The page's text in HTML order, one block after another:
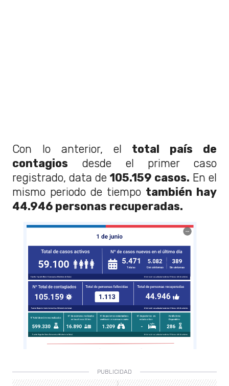
Con lo anterior, el total país de
contagios desde el primer caso
registrado, data de 105.159 casos. En el
mismo periodo de tiempo también hay
44.946 personas recuperadas.